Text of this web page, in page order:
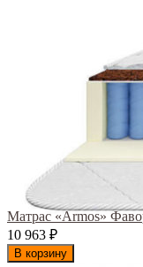
Матрас «Armos»
10 963 ₽
В корзину